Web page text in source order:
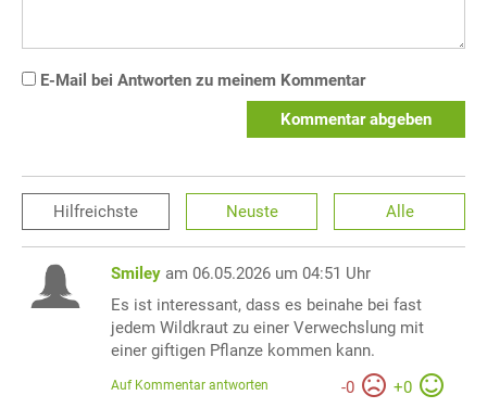
E-Mail bei Antworten zu meinem Kommentar
Kommentar abgeben
Hilfreichste Neuste Alle
Smiley am 06.05.2026 um 04:51 Uhr
Es ist interessant, dass es beinahe bei fast
jedem Wildkraut zu einer Verwechslung mit
einer giftigen Pflanze kommen kann.
-0 +0
Auf Kommentar antworten